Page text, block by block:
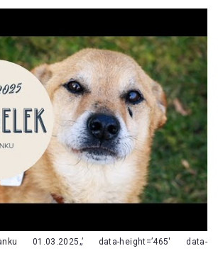
01.03.2025„’ data-height=’465′ data-